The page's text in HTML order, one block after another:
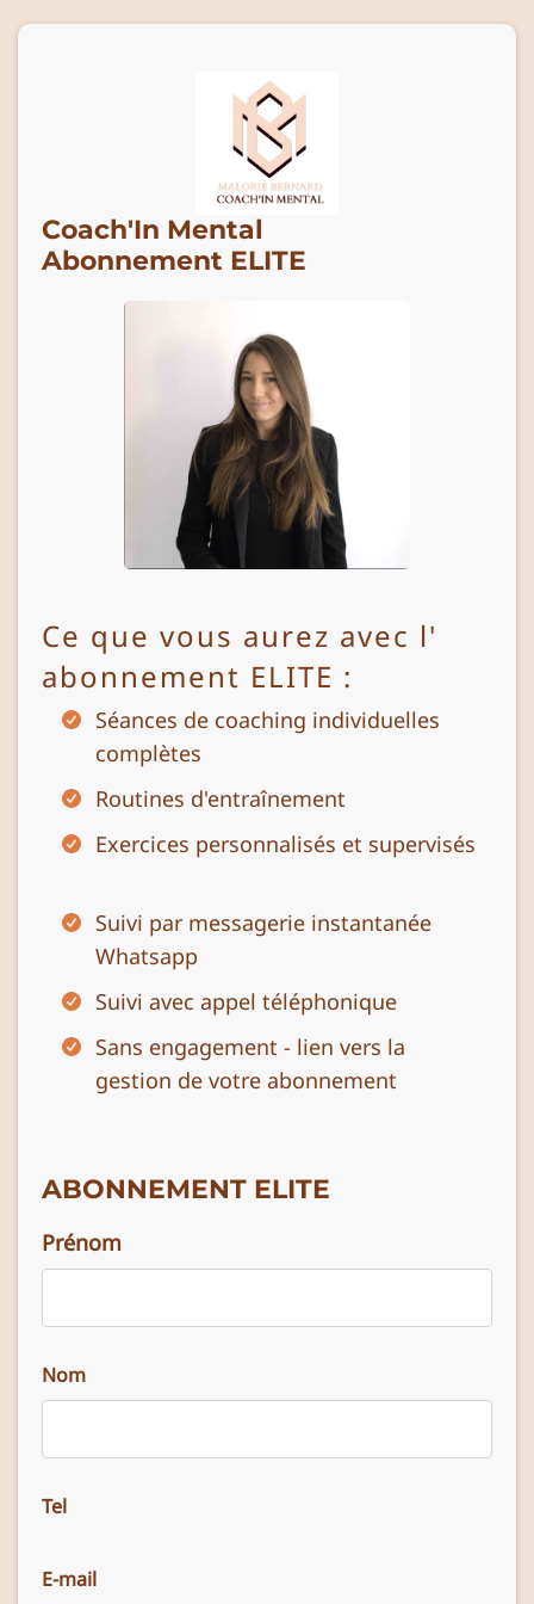
ABONNEMENT ELITE
Prénom
Nom
Tel
E-mail
Coach'In Mental
Abonnement ELITE
Ce que vous aurez avec l'
abonnement ELITE :
Séances de coaching individuelles
complètes
Routines d'entraînement
Exercices personnalisés et supervisés
Suivi par messagerie instantanée
Whatsapp
Suivi avec appel téléphonique
Sans engagement - lien vers la
gestion de votre abonnement